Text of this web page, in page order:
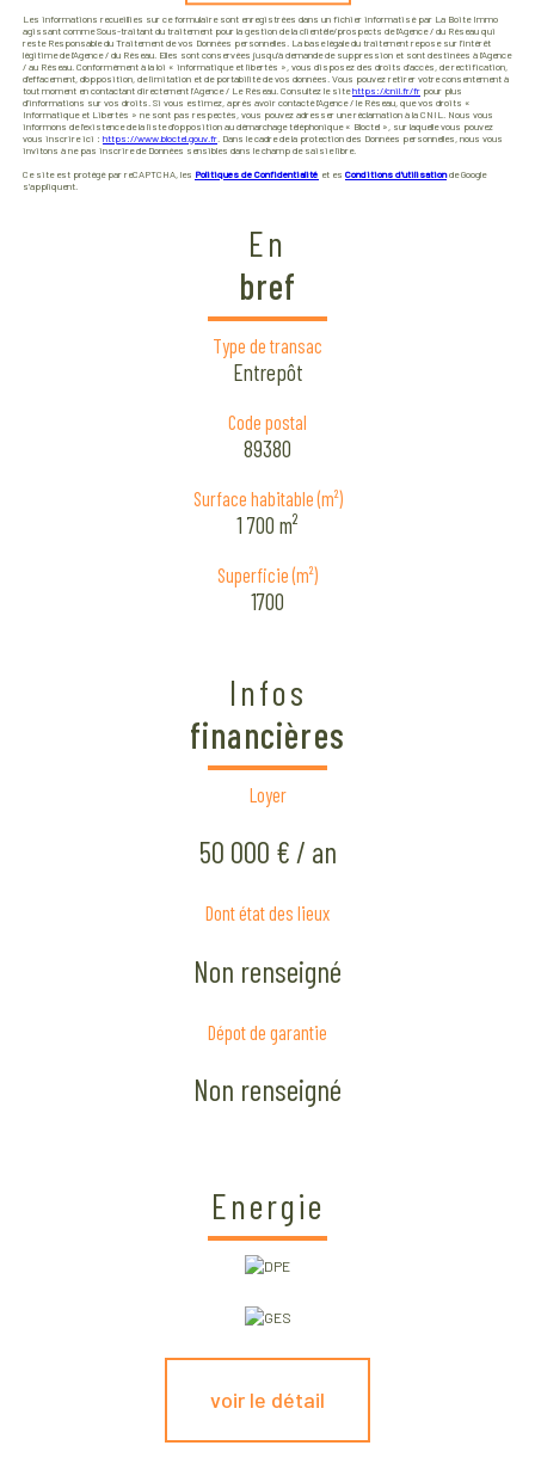
Les informations recueillies sur ce formulaire sont enregistrées dans un fichier informatisé par La Boite Immo
agissant comme Sous-traitant du traitement pour la gestion de la clientèle/prospects de l'Agence / du Réseau qui
reste Responsable du Traitement de vos Données personnelles. La base légale du traitement repose sur l'intérêt
légitime de l'Agence / du Réseau. Elles sont conservées jusqu'à demande de suppression et sont destinées à l'Agence
/ au Réseau. Conformément à la loi « informatique et libertés », vous disposez des droits d’accès, de rectification,
d’effacement, d’opposition, de limitation et de portabilité de vos données. Vous pouvez retirer votre consentement à
tout moment en contactant directement l’Agence / Le Réseau. Consultez le sitehttps://cnil.fr/fr pour plus
d’informations sur vos droits. Si vous estimez, après avoir contacté l'Agence / le Réseau, que vos droits «
Informatique et Libertés » ne sont pas respectés, vous pouvez adresser une réclamation à la CNIL. Nous vous
informons de l’existence de la liste d'opposition au démarchage téléphonique « Bloctel », sur laquelle vous pouvez
vous inscrire ici : https://www.bloctel.gouv.fr. Dans le cadre de la protection des Données personnelles, nous vous
invitons à ne pas inscrire de Données sensibles dans le champ de saisie libre.
Ce site est protégé par reCAPTCHA, les Politiques de Confidentialité et es Conditions d'utilisationde Google
s'appliquent.
En
bref
Type de transac
Entrepôt
Code postal
89380
Surface habitable (m²)
1 700 m²
Superficie (m²)
1700
Infos
financières
Loyer
50 000 € / an
Dont état des lieux
Non renseigné
Dépot de garantie
Non renseigné
Energie
voir le détail